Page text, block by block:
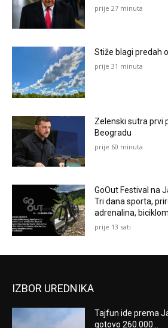
prije 27 minuta
Stiže blagi predah
prije 31 minuta
Zelenski sutra prvi
Beogradu
prije 60 minuta
GoOut Festival na
Tri dana sporta,
adrenalina,
prije 13 sati
IZBOR UREDNIKA
Tajfun ide prema
gotovo 260.000...